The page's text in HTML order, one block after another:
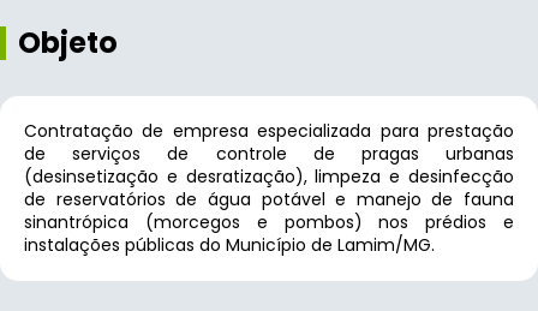
Objeto
Contratação de empresa especializada para prestação
de serviços de controle de pragas urbanas
(desinsetização e desratização), limpeza e desinfecção
de reservatórios de água potável e manejo de fauna
sinantrópica (morcegos e pombos) nos prédios e
instalações públicas do Município de Lamim/MG.